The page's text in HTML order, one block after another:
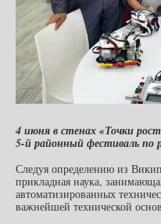
4 июня в стенах «Точки
5-й районный фестиваль по
Следуя определению из
прикладная наука,
автоматизированных
важнейшей технической